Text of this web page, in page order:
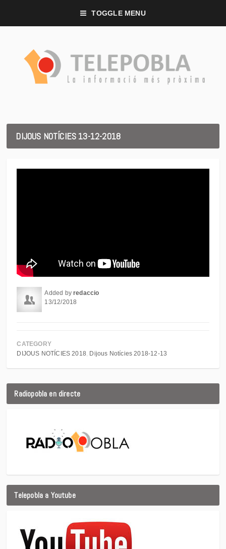
TOGGLE MENU
DIJOUS NOTÍCIES 13-12-2018
Added byredaccio
13/12/2018
CATEGORY
DIJOUS NOTÍCIES 2018
Dijous Notícies 2018-12-13
Radiopobla en directe
Telepobla a Youtube